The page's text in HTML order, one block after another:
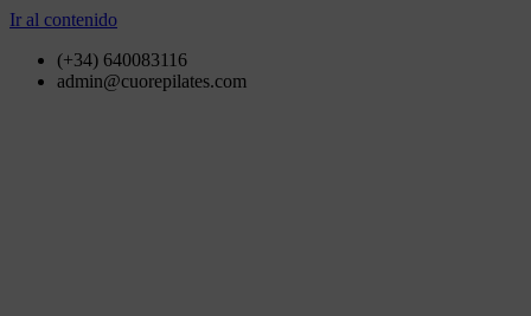
Ir al contenido
(+34) 640083116
admin@cuorepilates.com